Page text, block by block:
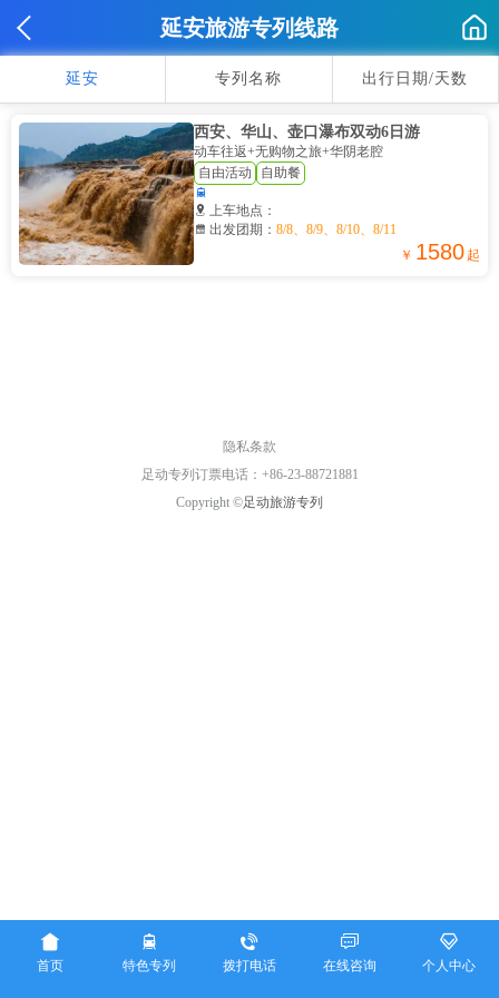
延安旅游专列线路
延安 专列名称 出行日期/天数
西安、华山、壶口瀑布双动6日游
动车往返+无购物之旅+华阴老腔
自由活动
自助餐

 上车地点：
 出发团期：8/8、8/9、8/10、8/11
￥ 1580 起
隐私条款
足动专列订票电话：+86-23-88721881
Copyright ©足动旅游专列

首页

特色专列

拨打电话

在线咨询

个人中心